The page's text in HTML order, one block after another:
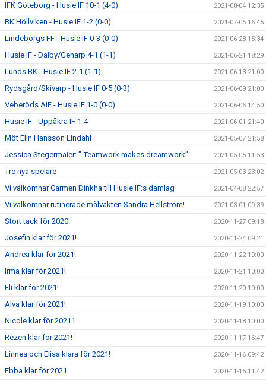
IFK Göteborg - Husie IF 10-1 (4-0) 2021-08-04 12:35
BK Höllviken - Husie IF 1-2 (0-0) 2021-07-05 16:45
Lindeborgs FF - Husie IF 0-3 (0-0) 2021-06-28 15:34
Husie IF - Dalby/Genarp 4-1 (1-1) 2021-06-21 18:29
Lunds BK - Husie IF 2-1 (1-1) 2021-06-13 21:00
Rydsgård/Skivarp - Husie IF 0-5 (0-3) 2021-06-09 21:00
Veberöds AIF - Husie IF 1-0 (0-0) 2021-06-06 14:50
Husie IF - Uppåkra IF 1-4 2021-06-01 21:40
Möt Elin Hansson Lindahl 2021-05-07 21:58
Jessica Stegermaier: ”-Teamwork makes dreamwork” 2021-05-05 11:53
Tre nya spelare 2021-05-03 23:02
Vi välkomnar Carmen Dinkha till Husie IF:s damlag 2021-04-08 22:57
Vi välkomnar rutinerade målvakten Sandra Hellström! 2021-03-01 09:39
Stort tack för 2020! 2020-11-27 09:18
Josefin klar för 2021! 2020-11-24 09:21
Andrea klar för 2021! 2020-11-22 10:00
Irma klar för 2021! 2020-11-21 10:00
Eli klar för 2021! 2020-11-20 10:00
Alva klar för 2021! 2020-11-19 10:00
Nicole klar för 20211 2020-11-18 10:00
Rezen klar för 2021! 2020-11-17 16:47
Linnea och Elisa klara för 2021! 2020-11-16 09:42
Ebba klar för 2021 2020-11-15 11:42